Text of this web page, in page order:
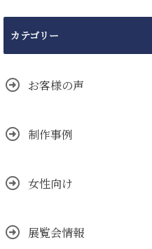
カテゴリー
お客様の声
制作事例
女性向け
展覧会情報